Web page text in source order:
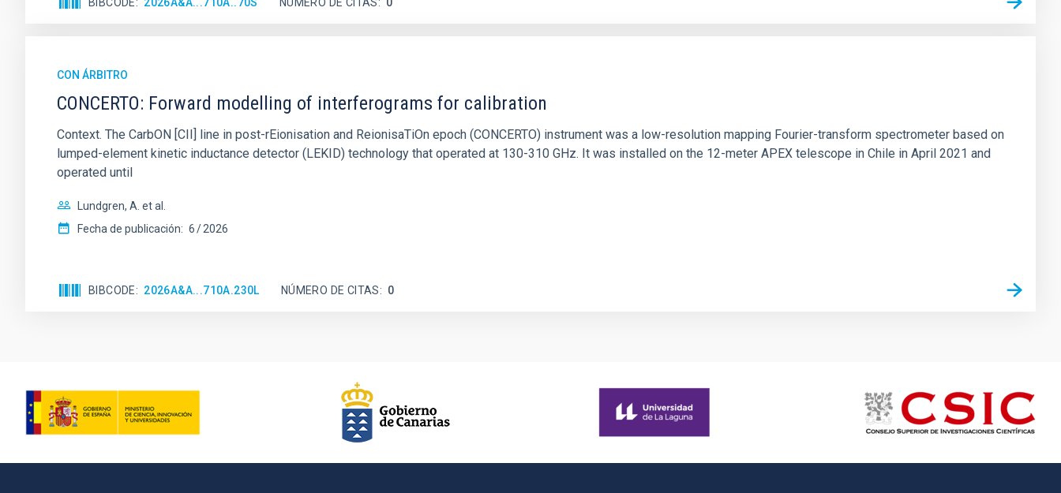
CON ÁRBITRO
CONCERTO: Forward modelling of interferograms for calibration
Context. The CarbON [CII] line in post-rEionisation and ReionisaTiOn epoch (CONCERTO) instrument was a low-resolution mapping Fourier-transform spectrometer based on
lumped-element kinetic inductance detector (LEKID) technology that operated at 130-310 GHz. It was installed on the 12-meter APEX telescope in Chile in April 2021 and
operated until
Lundgren, A. et al.
Fecha de publicación: 6 2026
BIBCODE 2026A&A...710A.230L NÚMERO DE CITAS 0